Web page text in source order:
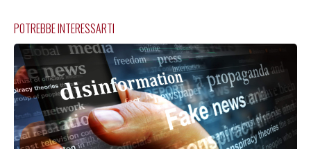
POTREBBE INTERESSARTI